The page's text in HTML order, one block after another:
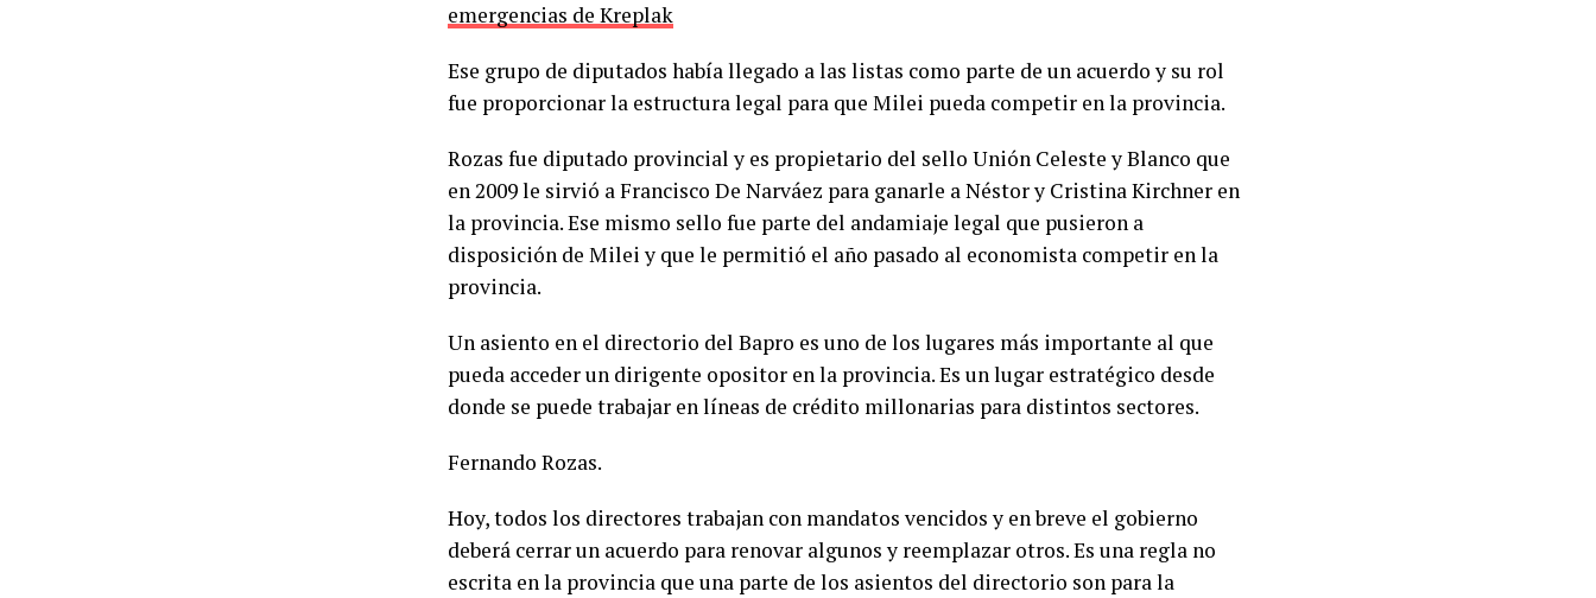
emergencias de Kreplak
Ese grupo de diputados había llegado a las listas como parte de un acuerdo y su rol
fue proporcionar la estructura legal para que Milei pueda competir en la provincia.
Rozas fue diputado provincial y es propietario del sello Unión Celeste y Blanco que
en 2009 le sirvió a Francisco De Narváez para ganarle a Néstor y Cristina Kirchner en
la provincia. Ese mismo sello fue parte del andamiaje legal que pusieron a
disposición de Milei y que le permitió el año pasado al economista competir en la
provincia.
Un asiento en el directorio del Bapro es uno de los lugares más importante al que
pueda acceder un dirigente opositor en la provincia. Es un lugar estratégico desde
donde se puede trabajar en líneas de crédito millonarias para distintos sectores.
Fernando Rozas.
Hoy, todos los directores trabajan con mandatos vencidos y en breve el gobierno
deberá cerrar un acuerdo para renovar algunos y reemplazar otros. Es una regla no
escrita en la provincia que una parte de los asientos del directorio son para la